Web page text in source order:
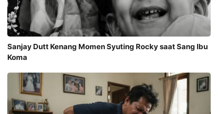
Sanjay Dutt Kenang Momen Syuting Rocky saat Sang Ibu
Koma